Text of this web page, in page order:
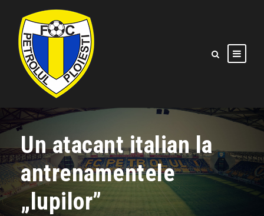
Un atacant italian la
antrenamentele
„lupilor”